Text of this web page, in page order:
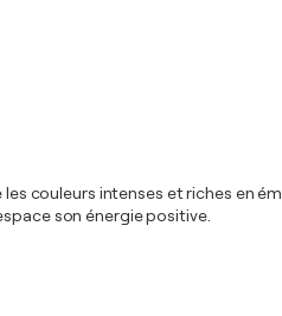
couleurs intenses et riches en
son énergie positive.